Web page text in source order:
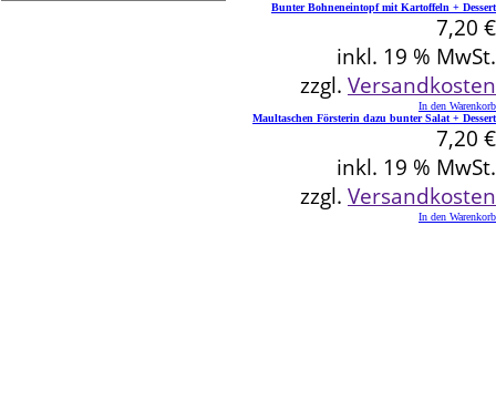
Bunter Bohneneintopf mit Kartoffeln + Dessert
7,20 €
inkl. 19 % MwSt.
zzgl. Versandkosten
In den Warenkorb
Maultaschen Försterin dazu bunter Salat + Dessert
7,20 €
inkl. 19 % MwSt.
zzgl. Versandkosten
In den Warenkorb